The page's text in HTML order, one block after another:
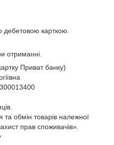
карткою.
отриманні.
Приват банку)
обмін товарів належної
прав споживачів»